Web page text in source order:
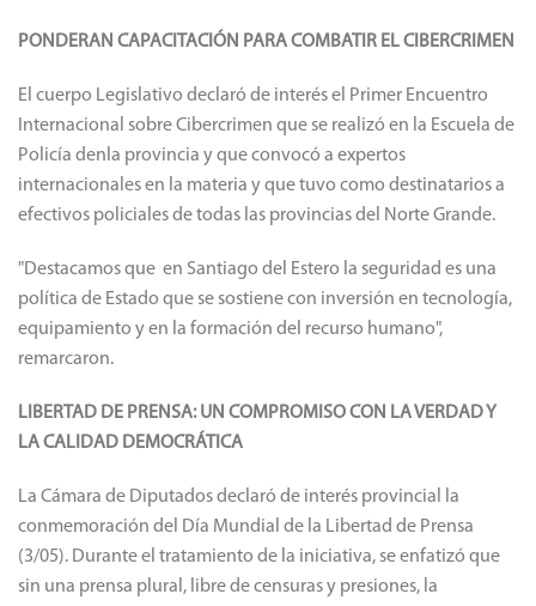
PONDERAN CAPACITACIÓN PARA COMBATIR EL CIBERCRIMEN
El cuerpo Legislativo declaró de interés el Primer Encuentro
Internacional sobre Cibercrimen que se realizó en la Escuela de
Policía denla provincia y que convocó a expertos
internacionales en la materia y que tuvo como destinatarios a
efectivos policiales de todas las provincias del Norte Grande.
"Destacamos que en Santiago del Estero la seguridad es una
política de Estado que se sostiene con inversión en tecnología,
equipamiento y en la formación del recurso humano",
remarcaron.
LIBERTAD DE PRENSA: UN COMPROMISO CON LA VERDAD Y
LA CALIDAD DEMOCRÁTICA
La Cámara de Diputados declaró de interés provincial la
conmemoración del Día Mundial de la Libertad de Prensa
(3/05). Durante el tratamiento de la iniciativa, se enfatizó que
sin una prensa plural, libre de censuras y presiones, la